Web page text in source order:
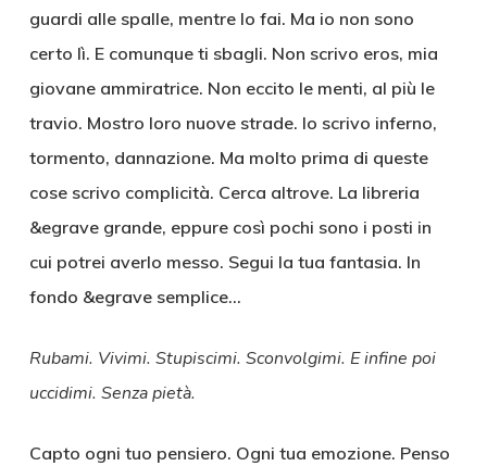
guardi alle spalle, mentre lo fai. Ma io non sono
certo lì. E comunque ti sbagli. Non scrivo eros, mia
giovane ammiratrice. Non eccito le menti, al più le
travio. Mostro loro nuove strade. Io scrivo inferno,
tormento, dannazione. Ma molto prima di queste
cose scrivo complicità. Cerca altrove. La libreria
&egrave grande, eppure così pochi sono i posti in
cui potrei averlo messo. Segui la tua fantasia. In
fondo &egrave semplice…
Rubami. Vivimi. Stupiscimi. Sconvolgimi. E infine poi
uccidimi. Senza pietà.
Capto ogni tuo pensiero. Ogni tua emozione. Penso